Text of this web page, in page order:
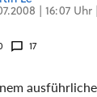
| 16:07
17